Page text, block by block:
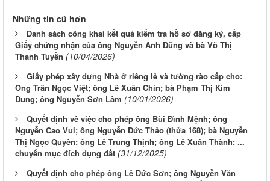
Những tin cũ hơn
Danh sách công khai kết quả kiểm tra hồ sơ đăng ký, cấp
Giấy chứng nhận của ông Nguyễn Anh Dũng và bà Võ Thị
Thanh Tuyền (10/04/2026)
Giấy phép xây dựng Nhà ở riêng lẻ và tường rào cấp cho:
Ông Trần Ngọc Việt; ông Lê Xuân Chín; bà Phạm Thị Kim
Dung; ông Nguyễn Sơn Lâm (10/01/2026)
Quyết định về việc cho phép ông Bùi Đình Mệnh; ông
Nguyễn Cao Vui; ông Nguyễn Đức Thảo (thửa 168); bà Nguyễn
Thị Ngọc Quyên; ông Lê Trung Thịnh; ông Lê Xuân Thành; ...
chuyển mục đích dụng đất (31/12/2025)
Quyết định cho phép ông Lê Đức Sơn; ông Nguyễn Văn